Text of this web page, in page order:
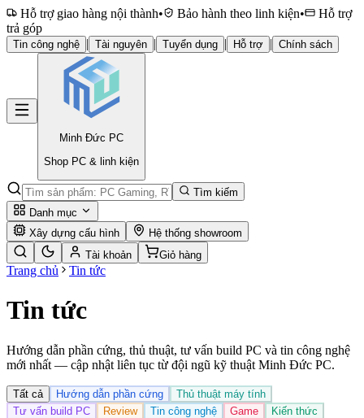
Hỗ trợ giao hàng nội thành• Bảo hành theo linh kiện•
Hỗ trợ
trả góp
Tin công nghệ | Tài nguyên | Tuyển dụng | Hỗ trợ | Chính sách
Minh Đức PC
Shop PC & linh kiện
Tìm kiếm
Danh mục
Xây dựng cấu hình
Hệ thống showroom
Tài khoản
Giỏ hàng
Trang chủ Tin tức
Tin tức
Hướng dẫn phần cứng, thủ thuật, tư vấn build PC và tin công nghệ
mới nhất — cập nhật liên tục từ đội ngũ kỹ thuật Minh Đức PC.
Tất cả Hướng dẫn phần cứng
Thủ thuật máy tính
Tư vấn build PC
Review Tin công nghệ Game
Kiến thức